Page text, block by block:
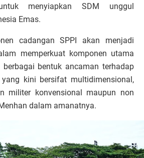
menyiapkan SDM unggul
Emas.
cadangan SPPI akan menjadi
memperkuat komponen utama
bentuk ancaman terhadap
yang kini bersifat multidimensional,
militer konvensional maupun non
dalam amanatnya.